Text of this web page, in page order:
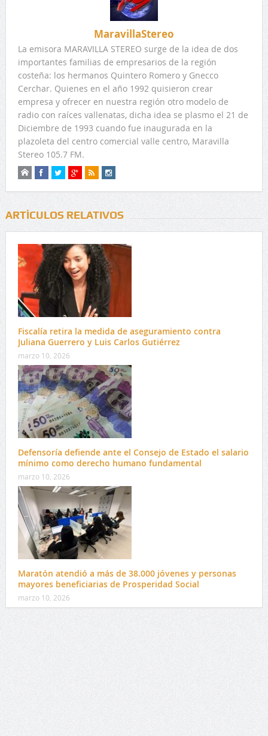
MaravillaStereo
La emisora MARAVILLA STEREO surge de la idea de dos
importantes familias de empresarios de la región
costeña: los hermanos Quintero Romero y Gnecco
Cerchar. Quienes en el año 1992 quisieron crear
empresa y ofrecer en nuestra región otro modelo de
radio con raíces vallenatas, dicha idea se plasmo el 21 de
Diciembre de 1993 cuando fue inaugurada en la
plazoleta del centro comercial valle centro, Maravilla
Stereo 105.7 FM.
ARTÍCULOS RELATIVOS
Fiscalía retira la medida de aseguramiento contra
Juliana Guerrero y Luis Carlos Gutiérrez
marzo 10, 2026
Defensoría defiende ante el Consejo de Estado el salario
mínimo como derecho humano fundamental
marzo 10, 2026
Maratón atendió a más de 38.000 jóvenes y personas
mayores beneficiarias de Prosperidad Social
marzo 10, 2026